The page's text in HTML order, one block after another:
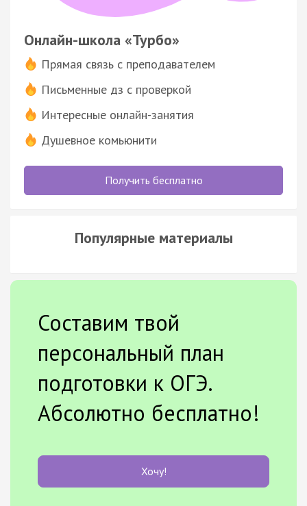
Онлайн-школа «Турбо»
Прямая связь с преподавателем
Письменные дз с проверкой
Интересные онлайн-занятия
Душевное комьюнити
Получить бесплатно
Популярные материалы
Составим твой
персональный план
подготовки к ОГЭ.
Абсолютно бесплатно!
Хочу!